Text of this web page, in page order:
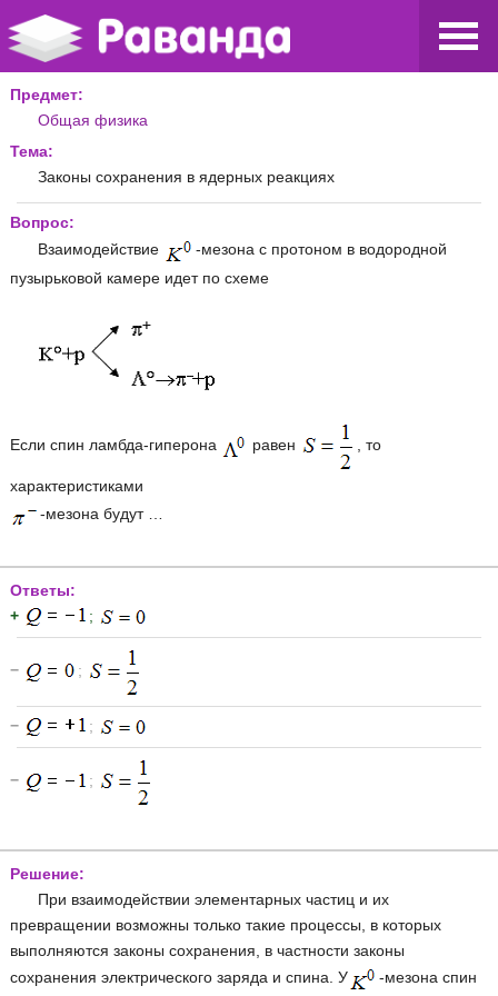
Предмет:
Общая физика
Тема:
Законы сохранения в ядерных реакциях
Вопрос:
Взаимодействие
-мезона с протоном в водородной
пузырьковой камере идет по схеме
Если спин ламбда-гиперона равен , то
характеристиками
-мезона будут …
Ответы:
+
;
− ;
− ;
− ;
Решение:
При взаимодействии элементарных частиц и их
превращении возможны только такие процессы, в которых
выполняются законы сохранения, в частности законы
сохранения электрического заряда и спина. У
-мезона спин